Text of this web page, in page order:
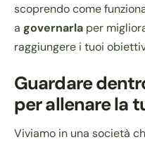
scoprendo come
a governarla per
raggiungere i tuoi
Guardare
per allenare la
Viviamo in una società